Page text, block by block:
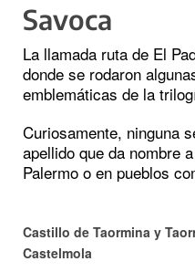
Savoca
La llamada ruta de El
donde se rodaron
emblemáticas de la
Curiosamente, ninguna
apellido que da nombre
Palermo o en pueblos
Castillo de Taormina y
Castelmola